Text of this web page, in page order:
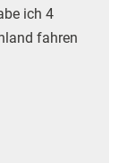
ich 4
fahren